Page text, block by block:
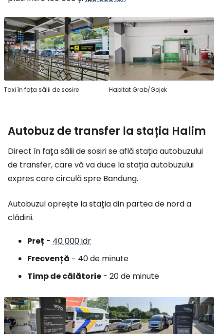
Taxi în fața sălii de sosire Habitat Grab/Gojek
Autobuz de transfer la stația Halim
Direct în fața sălii de sosiri se află stația autobuzului
de transfer, care vă va duce la stația autobuzului
expres care circulă spre Bandung.
Autobuzul oprește la stația din partea de nord a
clădirii.
Preț - 40 000 idr
Frecvență - 40 de minute
Timp de călătorie - 20 de minute